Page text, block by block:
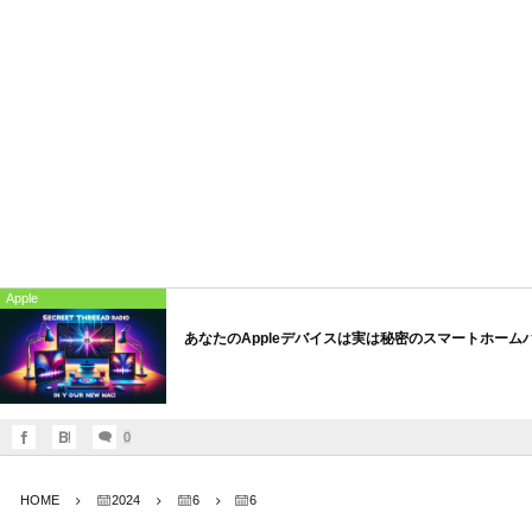
Apple
あなたのAppleデバイスは実は秘密のスマートホーム
0
HOME 2024 6 6